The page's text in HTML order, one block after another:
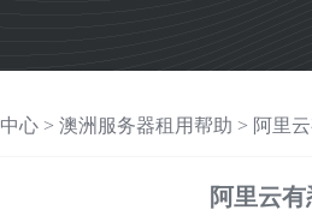
心 > 澳洲服务器租用帮助 > 阿里
阿里云